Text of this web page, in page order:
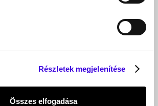
Részletek megjelenítése
Összes elfogadása